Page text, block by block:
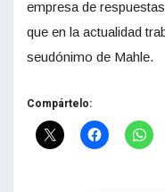
empresa de
que en la actualidad
seudónimo de Mahle.
Compártelo: